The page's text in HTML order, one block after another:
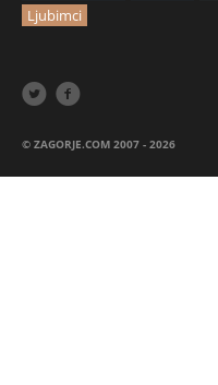
Ljubimci
 
© ZAGORJE.COM 2007 - 2026